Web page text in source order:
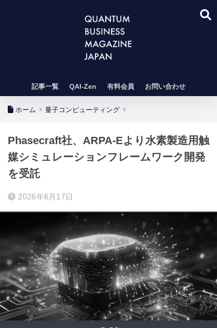
記事一覧 QAI-Zen 有料会員 お問い合わせ
ホーム 量子コンピューティング
Phasecraft社、ARPA-Eより水素製造用触
媒シミュレーションフレームワーク開発
を受託
2026年6月17日